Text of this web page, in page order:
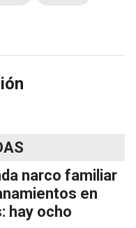
narco familiar
en
hay ocho